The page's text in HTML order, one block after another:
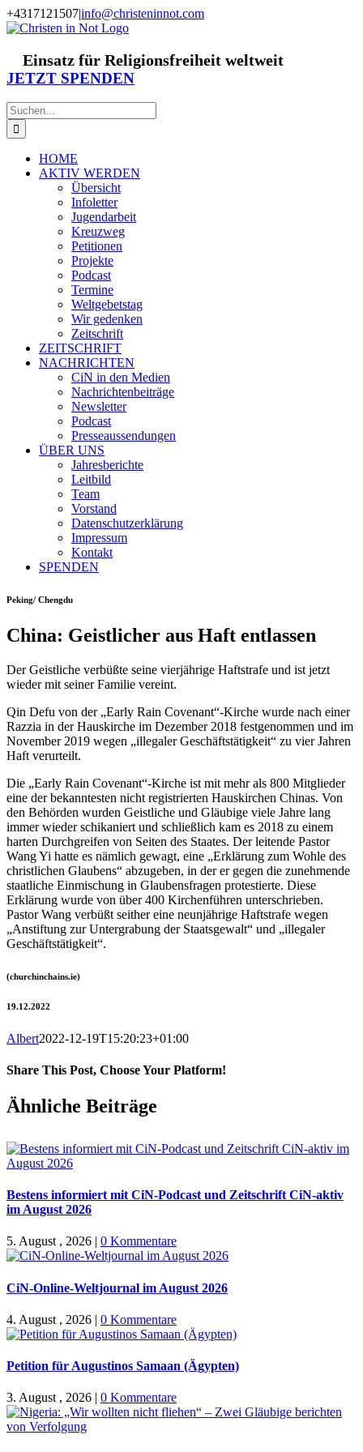
Zum
Inhalt
+4317121507|info@christeninnot.com
Facebook
Instagram
X
Spenden
Newsletter
Einsatz für Religionsfreiheit weltweit
JETZT SPENDEN
Suche
nach:
HOME
AKTIV WERDEN
Übersicht
Infoletter
Jugendarbeit
Kreuzweg
Petitionen
Projekte
Podcast
Termine
Weltgebetstag
Wir gedenken
Zeitschrift
ZEITSCHRIFT
NACHRICHTEN
CiN in den Medien
Nachrichtenbeiträge
Newsletter
Podcast
Presseaussendungen
ÜBER UNS
Jahresberichte
Leitbild
Team
Vorstand
Datenschutzerklärung
Impressum
Kontakt
SPENDEN
Peking/ Chengdu
China: Geistlicher aus Haft entlassen
Der Geistliche verbüßte seine vierjährige Haftstrafe und ist jetzt
wieder mit seiner Familie vereint.
Qin Defu von der „Early Rain Covenant“-Kirche wurde nach einer
Razzia in der Hauskirche im Dezember 2018 festgenommen und im
November 2019 wegen „illegaler Geschäftstätigkeit“ zu vier Jahren
Haft verurteilt.
Die „Early Rain Covenant“-Kirche ist mit mehr als 800 Mitglieder
eine der bekanntesten nicht registrierten Hauskirchen Chinas. Von
den Behörden wurden Geistliche und Gläubige viele Jahre lang
immer wieder schikaniert und schließlich kam es 2018 zu einem
harten Durchgreifen von Seiten des Staates. Der leitende Pastor
Wang Yi hatte es nämlich gewagt, eine „Erklärung zum Wohle des
christlichen Glaubens“ abzugeben, in der er gegen die zunehmende
staatliche Einmischung in Glaubensfragen protestierte. Diese
Erklärung wurde von über 400 Kirchenführen unterschrieben.
Pastor Wang verbüßt seither eine neunjährige Haftstrafe wegen
„Anstiftung zur Untergrabung der Staatsgewalt“ und „illegaler
Geschäftstätigkeit“.
(churchinchains.ie)
19.12.2022
Albert2022-12-19T15:20:23+01:00
Share This Post, Choose Your Platform!
Facebook
X
WhatsApp
Pinterest
E-
Mail
Ähnliche Beiträge
Bestens informiert mit CiN-Podcast und Zeitschrift CiN-aktiv
im August 2026
5. August , 2026 | 0 Kommentare
CiN-Online-Weltjournal im August 2026
4. August , 2026 | 0 Kommentare
Petition für Augustinos Samaan (Ägypten)
3. August , 2026 | 0 Kommentare